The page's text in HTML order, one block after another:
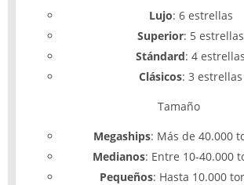
Lujo: 6 estrellas
Superior: 5 estrellas
Stándard: 4 estrellas
Clásicos: 3 estrellas
Tamaño
Megaships: Más de 40.000
Medianos: Entre 10-40.000
Pequeños: Hasta 10.000